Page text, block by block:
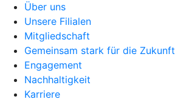
Über uns
Unsere Filialen
Mitgliedschaft
Gemeinsam stark für die Zukunft
Engagement
Nachhaltigkeit
Karriere